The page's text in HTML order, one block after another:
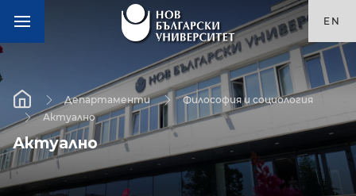
EN
Департаменти
Философия и социология
Актуално
Актуално